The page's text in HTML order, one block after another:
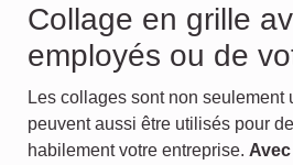
Collage en grille
employés ou de
Les collages sont non
peuvent aussi être utilisés pour
habilement votre entreprise.